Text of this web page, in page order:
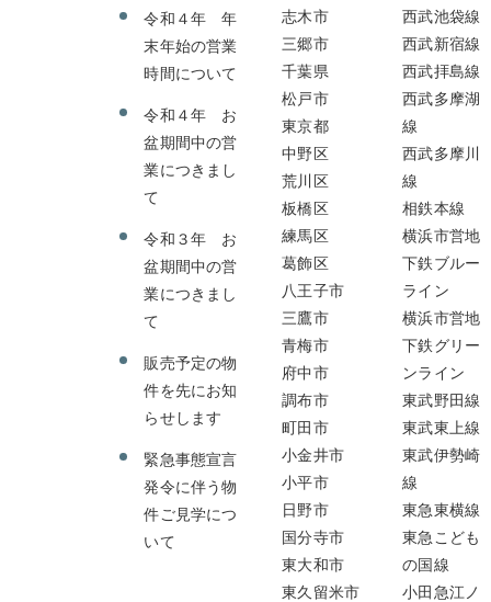
令和４年 年
末年始の営業
時間について
令和４年 お
盆期間中の営
業につきまし
て
令和３年 お
盆期間中の営
業につきまし
て
販売予定の物
件を先にお知
らせします
緊急事態宣言
発令に伴う物
件ご見学につ
いて
志木市
三郷市
千葉県
松戸市
東京都
中野区
荒川区
板橋区
練馬区
葛飾区
八王子市
三鷹市
青梅市
府中市
調布市
町田市
小金井市
小平市
日野市
国分寺市
東大和市
東久留米市
西武池袋線
西武新宿線
西武拝島線
西武多摩湖
線
西武多摩川
線
相鉄本線
横浜市営地
下鉄ブルー
ライン
横浜市営地
下鉄グリー
ンライン
東武野田線
東武東上線
東武伊勢崎
線
東急東横線
東急こども
の国線
小田急江ノ